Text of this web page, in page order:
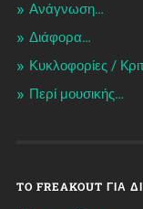
Ανάγνωση…
Διάφορα…
Κυκλοφορίες /
Περί μουσικής…
TO FREAKOUT ΓΙΑ